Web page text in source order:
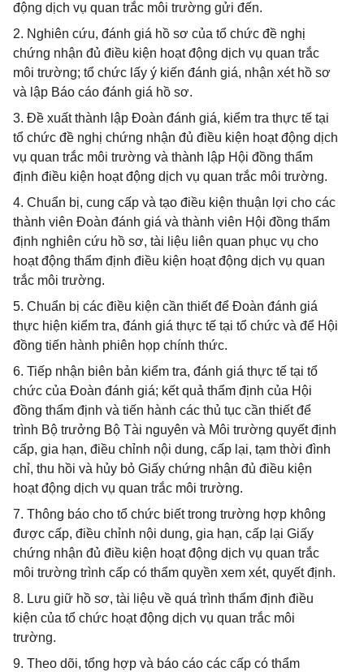
động dịch vụ quan trắc môi trường gửi đến.
2. Nghiên cứu, đánh giá hồ sơ của tổ chức đề nghị
chứng nhận đủ điều kiện hoạt động dịch vụ quan trắc
môi trường; tổ chức lấy ý kiến đánh giá, nhận xét hồ sơ
và lập Báo cáo đánh giá hồ sơ.
3. Đề xuất thành lập Đoàn đánh giá, kiểm tra thực tế tại
tổ chức đề nghị chứng nhận đủ điều kiện hoạt động dịch
vụ quan trắc môi trường và thành lập Hội đồng thẩm
định điều kiện hoạt động dịch vụ quan trắc môi trường.
4. Chuẩn bị, cung cấp và tạo điều kiện thuận lợi cho các
thành viên Đoàn đánh giá và thành viên Hội đồng thẩm
định nghiên cứu hồ sơ, tài liệu liên quan phục vụ cho
hoạt động thẩm định điều kiện hoạt động dịch vụ quan
trắc môi trường.
5. Chuẩn bị các điều kiện cần thiết để Đoàn đánh giá
thực hiện kiểm tra, đánh giá thực tế tại tổ chức và để Hội
đồng tiến hành phiên họp chính thức.
6. Tiếp nhận biên bản kiểm tra, đánh giá thực tế tại tổ
chức của Đoàn đánh giá; kết quả thẩm định của Hội
đồng thẩm định và tiến hành các thủ tục cần thiết để
trình Bộ trưởng Bộ Tài nguyên và Môi trường quyết định
cấp, gia hạn, điều chỉnh nội dung, cấp lại, tạm thời đình
chỉ, thu hồi và hủy bỏ Giấy chứng nhận đủ điều kiện
hoạt động dịch vụ quan trắc môi trường.
7. Thông báo cho tổ chức biết trong trường hợp không
được cấp, điều chỉnh nội dung, gia hạn, cấp lại Giấy
chứng nhận đủ điều kiện hoạt động dịch vụ quan trắc
môi trường trình cấp có thẩm quyền xem xét, quyết định.
8. Lưu giữ hồ sơ, tài liệu về quá trình thẩm định điều
kiện của tổ chức hoạt động dịch vụ quan trắc môi
trường.
9. Theo dõi, tổng hợp và báo cáo các cấp có thẩm